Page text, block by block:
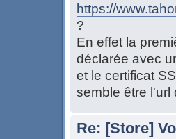
https://
?
En effet la
déclarée avec
et le certificat
semble être l'url
Re: [Store]